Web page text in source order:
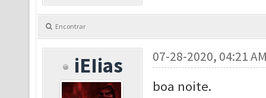
Encontrar
iEIias 07-28-2020, 04:21
boa noite.